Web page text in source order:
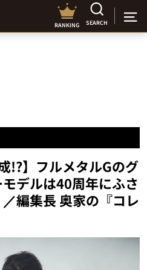
RANKING SEARCH
!?】フルメタルGのグ
デルは40周年にふさ
編集長 奥家の『コレ